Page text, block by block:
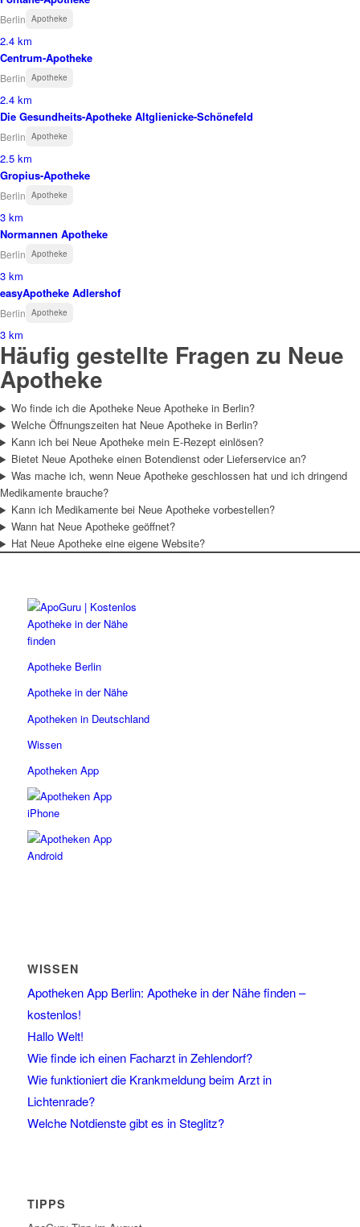
Berlin Apotheke
2.4 km
Centrum-Apotheke
Berlin Apotheke
2.4 km
Die Gesundheits-Apotheke Altglienicke-Schönefeld
Berlin Apotheke
2.5 km
Gropius-Apotheke
Berlin Apotheke
3 km
Normannen Apotheke
Berlin Apotheke
3 km
easyApotheke Adlershof
Berlin Apotheke
3 km
Häufig gestellte Fragen zu Neue
Apotheke
Wo finde ich die Apotheke Neue Apotheke in Berlin?
Welche Öffnungszeiten hat Neue Apotheke in Berlin?
Kann ich bei Neue Apotheke mein E-Rezept einlösen?
Bietet Neue Apotheke einen Botendienst oder Lieferservice an?
Was mache ich, wenn Neue Apotheke geschlossen hat und ich dringend
Medikamente brauche?
Kann ich Medikamente bei Neue Apotheke vorbestellen?
Wann hat Neue Apotheke geöffnet?
Hat Neue Apotheke eine eigene Website?
Apotheke Berlin
Apotheke in der Nähe
Apotheken in Deutschland
Wissen
Apotheken App
WISSEN
Apotheken App Berlin: Apotheke in der Nähe finden –
kostenlos!
Hallo Welt!
Wie finde ich einen Facharzt in Zehlendorf?
Wie funktioniert die Krankmeldung beim Arzt in
Lichtenrade?
Welche Notdienste gibt es in Steglitz?
TIPPS